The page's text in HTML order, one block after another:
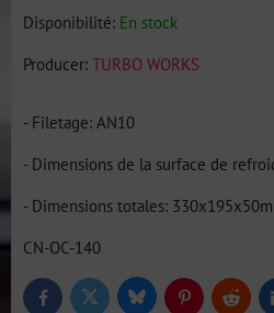
Disponibilité: En stock
Producer: TURBO WORKS
- Filetage: AN10
- Dimensions de la surface de
- Dimensions totales:
CN-OC-140
FacebookTwitter BlueskyPinterestReddit